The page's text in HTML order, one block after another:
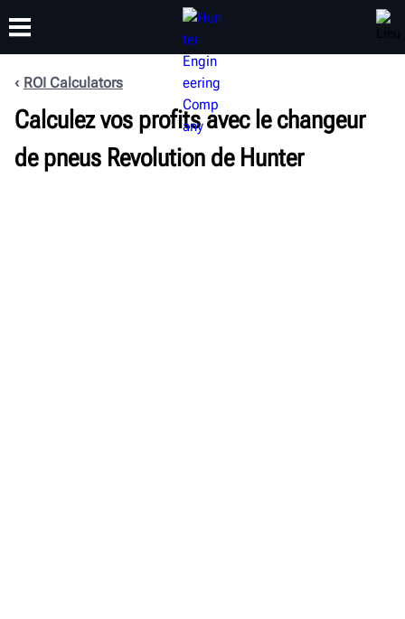
PRODUITS ASSISTANCE
FORMATION
À PROPOS
ROI Calculators
Calculez vos profits avec le changeur
de pneus Revolution de Hunter